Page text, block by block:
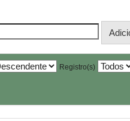
Registro(s)